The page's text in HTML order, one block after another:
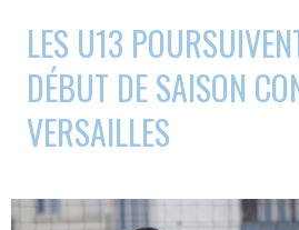
LES U13
DÉBUT DE SAISON
VERSAILLES